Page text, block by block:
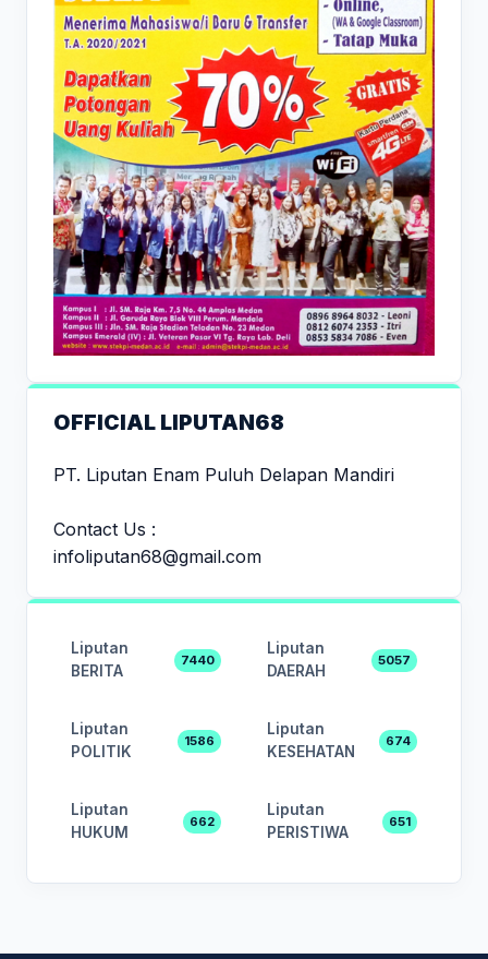
OFFICIAL LIPUTAN68
PT. Liputan Enam Puluh Delapan Mandiri
Contact Us :
infoliputan68@gmail.com
Liputan
BERITA
7440
Liputan
DAERAH
5057
Liputan
POLITIK
1586
Liputan
KESEHATAN
674
Liputan
HUKUM
662
Liputan
PERISTIWA
651